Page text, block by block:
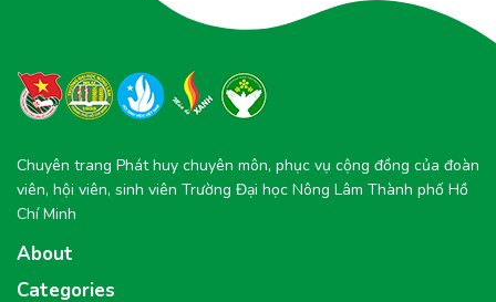
Chuyên trang Phát huy chuyên môn, phục vụ cộng đồng của đoàn
viên, hội viên, sinh viên Trường Đại học Nông Lâm Thành phố Hồ
Chí Minh
About
Categories